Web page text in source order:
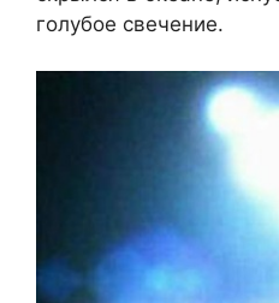
голубое свечение.